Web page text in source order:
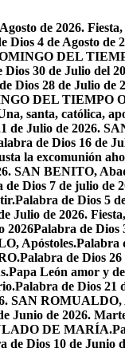
de 2026.
Dios 4 de Agosto
DEL
Dios 30 de Julio del
Dios 28 de Julio
DEL TIEMPO
santa, católica,
de Julio de 2026.
de Dios 16 de
la excomunión
SAN BENITO,
de Dios 7 de julio de
Palabra de Dios 5
Julio de 2026.
2026Palabra de Dios
Apóstoles.Palabra
Palabra de Dios
Papa León amor y
Palabra de Dios
SAN ROMUALDO,
Junio de 2026.
DE MARÍA.
de Dios 10 de Junio